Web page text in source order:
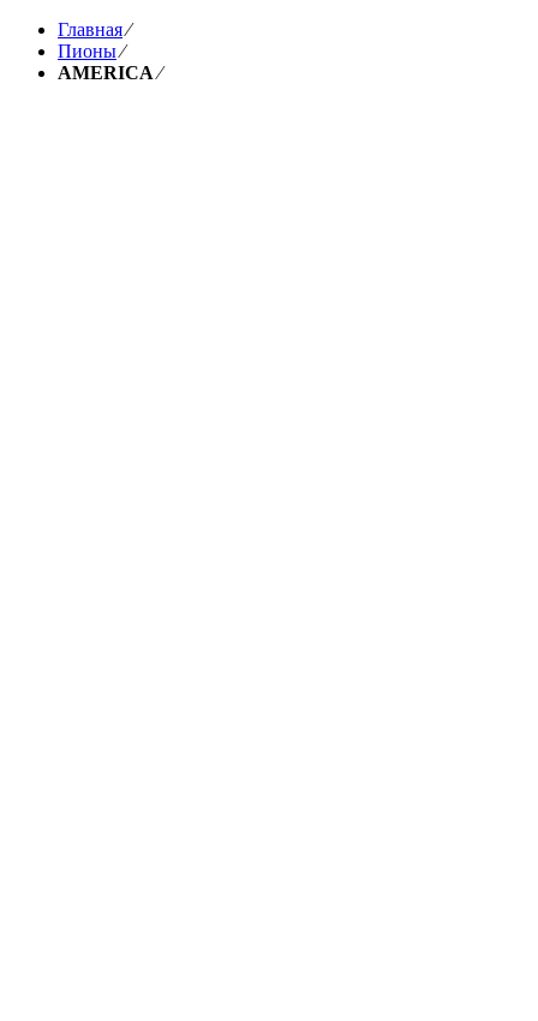
Главная⁄
Пионы⁄
AMERICA⁄